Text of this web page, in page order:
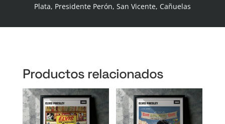
Plata, Presidente Perón, San Vicente, Cañuelas
Productos relacionados